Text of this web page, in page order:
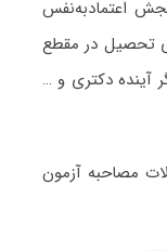
اعتمادبه‌نفس
تحصیل در مقطع
دکتری و …
مصاحبه آزمون